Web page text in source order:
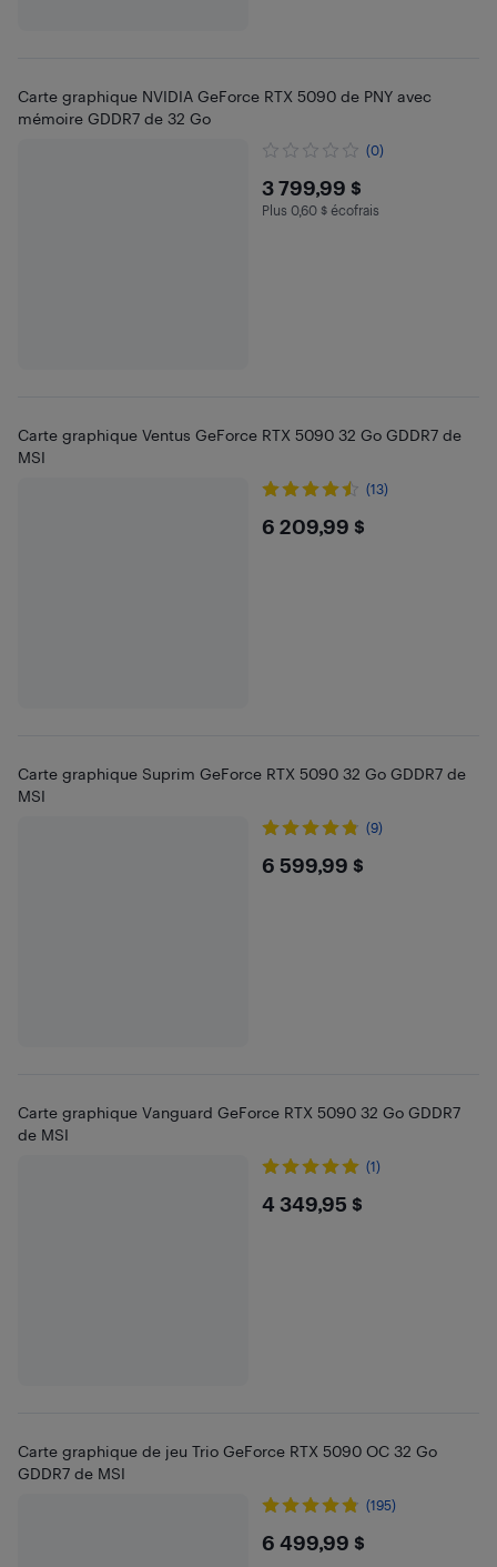
Carte graphique NVIDIA GeForce RTX 5090 de PNY avec
mémoire GDDR7 de 32 Go
(0)
$3799.99
3 799,99 $
Plus 0.6 $ en écofrais
Plus 0,60 $ écofrais
Carte graphique Ventus GeForce RTX 5090 32 Go GDDR7 de
MSI
(13)
$6209.99
6 209,99 $
Carte graphique Suprim GeForce RTX 5090 32 Go GDDR7 de
MSI
(9)
$6599.99
6 599,99 $
Carte graphique Vanguard GeForce RTX 5090 32 Go GDDR7
de MSI
(1)
$4349.95
4 349,95 $
Carte graphique de jeu Trio GeForce RTX 5090 OC 32 Go
GDDR7 de MSI
(195)
$6499.99
6 499,99 $